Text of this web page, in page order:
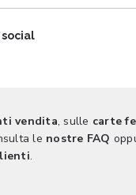
vendita, sulle carte
le nostre FAQ
.